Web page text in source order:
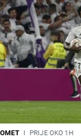
I PRIJE OKO 1H